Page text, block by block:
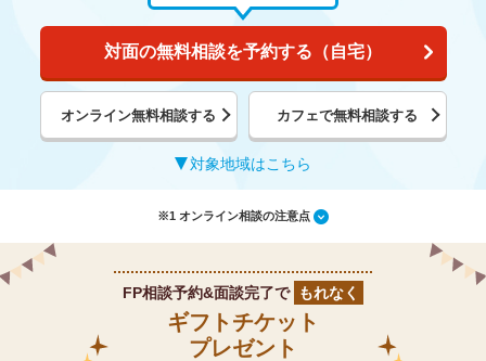
対面の無料相談を予約する（自宅）
オンライン無料相談する カフェで無料相談する
対象地域はこちら
※1 オンライン相談の注意点
FP相談予約&面談完了で もれなく
ギフトチケット
プレゼント